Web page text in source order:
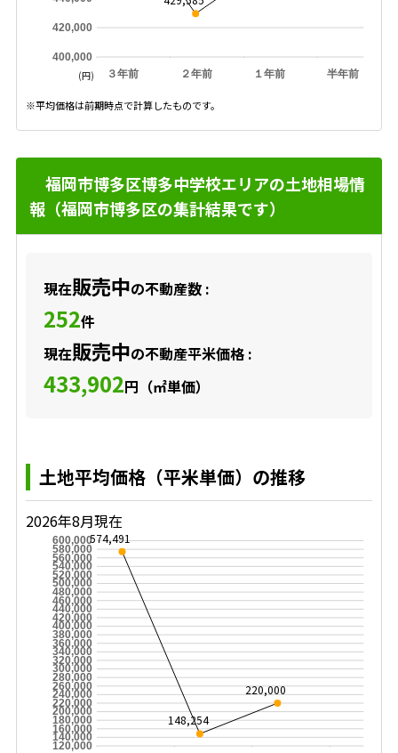
３年前 ２年前 １年前 半年前
400,000
420,000
(円)
※平均価格は前期時点で計算したものです。
福岡市博多区博多中学校エリアの土地相場情
報（福岡市博多区の集計結果です）
現在販売中の不動産数 :
252件
現在販売中の不動産平米価格 :
433,902円（㎡単価）
土地平均価格（平米単価）の推移
2026年8月現在
120,000
140,000
160,000
180,000
200,000
220,000
240,000
260,000
280,000
300,000
320,000
340,000
360,000
380,000
400,000
420,000
440,000
460,000
480,000
500,000
520,000
540,000
560,000
580,000
600,000574,491
148,254
220,000